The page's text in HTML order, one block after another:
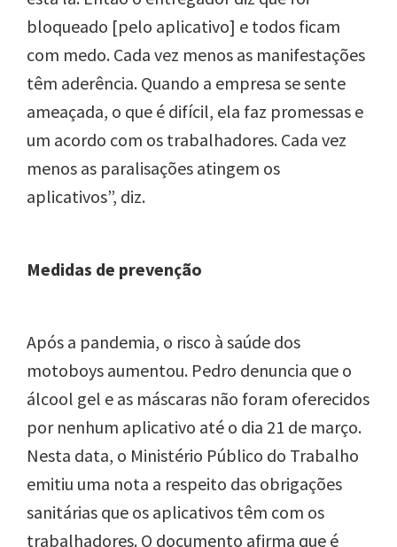
bloqueado [pelo aplicativo] e todos ficam
com medo. Cada vez menos as manifestações
têm aderência. Quando a empresa se sente
ameaçada, o que é difícil, ela faz promessas e
um acordo com os trabalhadores. Cada vez
menos as paralisações atingem os
aplicativos”, diz.
Medidas de prevenção
Após a pandemia, o risco à saúde dos
motoboys aumentou. Pedro denuncia que o
álcool gel e as máscaras não foram oferecidos
por nenhum aplicativo até o dia 21 de março.
Nesta data, o Ministério Público do Trabalho
emitiu uma nota a respeito das obrigações
sanitárias que os aplicativos têm com os
trabalhadores. O documento afirma que é